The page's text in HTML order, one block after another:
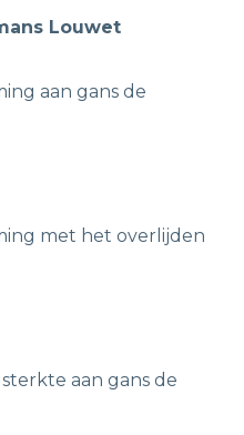
Louwet
aan gans de
met het overlijden
aan gans de